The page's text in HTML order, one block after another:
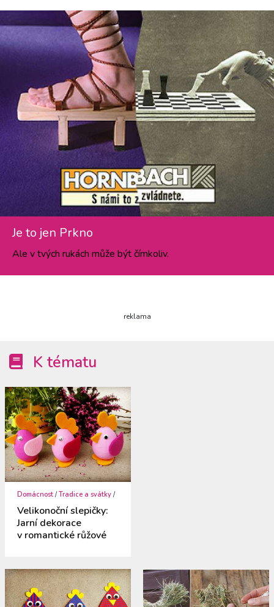
Je to jen Prkno
Ale v tvých rukách může být čímkoliv.
reklama
K tématu
Domácnost /Tradice a svátky /
Velikonoční slepičky:
Jarní dekorace
v romantické růžové